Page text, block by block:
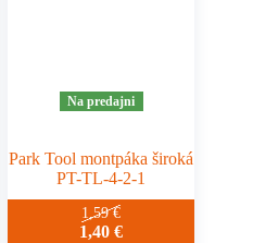
Na predajni
Park Tool montpáka široká
PT-TL-4-2-1
1,59€
1,40€